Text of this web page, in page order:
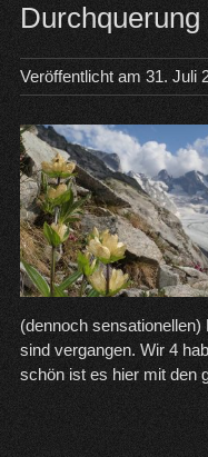
Durchquerung
Veröffentlicht am 31. Juli
(dennoch sensationellen)
sind vergangen. Wir 4
schön ist es hier mit den